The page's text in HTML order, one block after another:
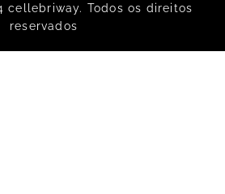
cellebriway. Todos os direitos
reservados